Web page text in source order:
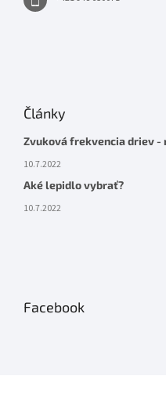
Články
Zvuková frekvencia driev -
10.7.2022
Aké lepidlo vybrať?
10.7.2022
Facebook